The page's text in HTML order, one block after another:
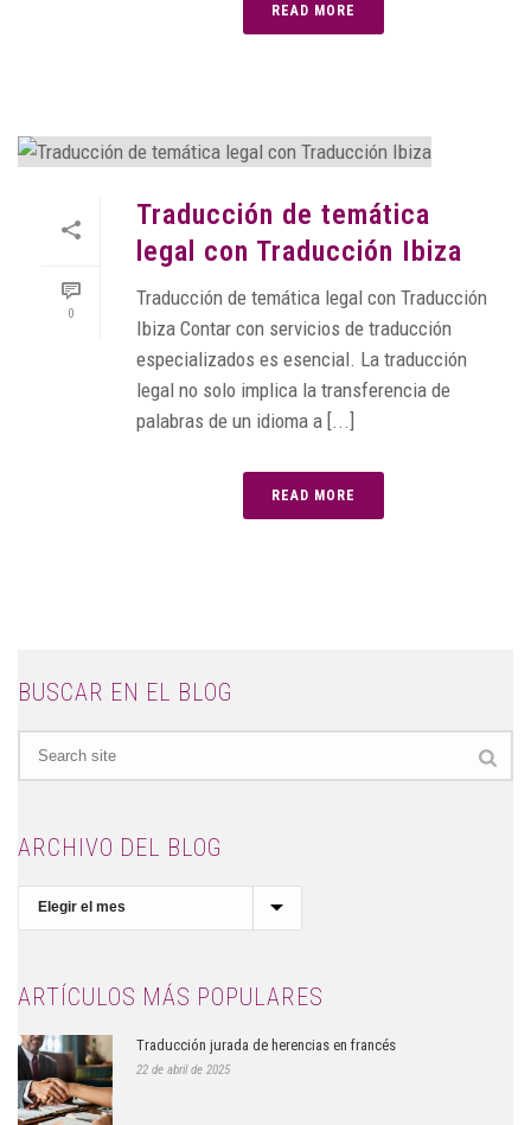
READ MORE
0
Traducción de temática
legal con Traducción Ibiza
Traducción de temática legal con Traducción
Ibiza Contar con servicios de traducción
especializados es esencial. La traducción
legal no solo implica la transferencia de
palabras de un idioma a [...]
READ MORE
BUSCAR EN EL BLOG
ARCHIVO DEL BLOG
Archivo
del
ARTÍCULOS MÁS POPULARES
Traducción jurada de herencias en francés
22 de abril de 2025